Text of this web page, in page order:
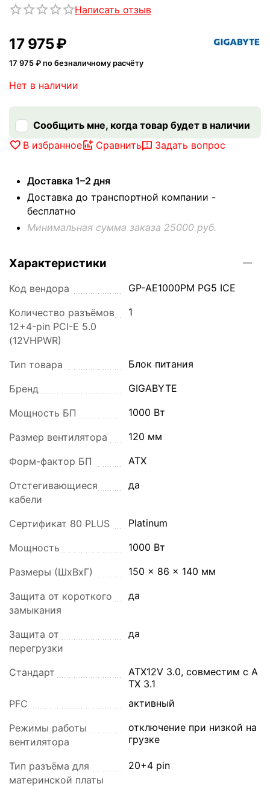
Написать отзыв
17 975₽
17 975 ₽ по безналичному расчёту
Нет в наличии
Сообщить мне, когда товар будет в наличии
В избранное
Сравнить Задать вопрос
Доставка 1–2 дня
Доставка до транспортной компании -
бесплатно
Минимальная сумма заказа 25000 руб.
Характеристики
Код вендора GP-AE1000PM PG5 ICE
Количество разъёмов
12+4-pin PCI-E 5.0
(12VHPWR)
1
Тип товара Блок питания
Бренд GIGABYTE
Мощность БП 1000 Вт
Размер вентилятора 120 мм
Форм-фактор БП ATX
Отстегивающиеся
кабели
да
Сертификат 80 PLUS Platinum
Мощность 1000 Вт
Размеры (ШхВхГ) 150 x 86 x 140 мм
Защита от короткого
замыкания
да
Защита от
перегрузки
да
Стандарт
ATX12V 3.0, совместим с A
TX 3.1
PFC
активный
Режимы работы
вентилятора
отключение при низкой на
грузке
Тип разъёма для
материнской платы
20+4 pin